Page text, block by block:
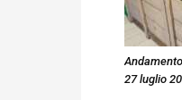
27 luglio